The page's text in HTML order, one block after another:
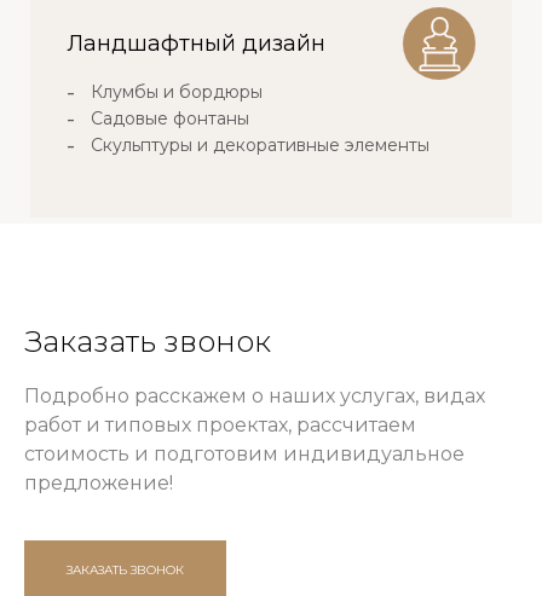
Ландшафтный дизайн
Клумбы и бордюры
Садовые фонтаны
Скульптуры и декоративные элементы
Заказать звонок
Подробно расскажем о наших услугах, видах
работ и типовых проектах, рассчитаем
стоимость и подготовим индивидуальное
предложение!
ЗАКАЗАТЬ ЗВОНОК